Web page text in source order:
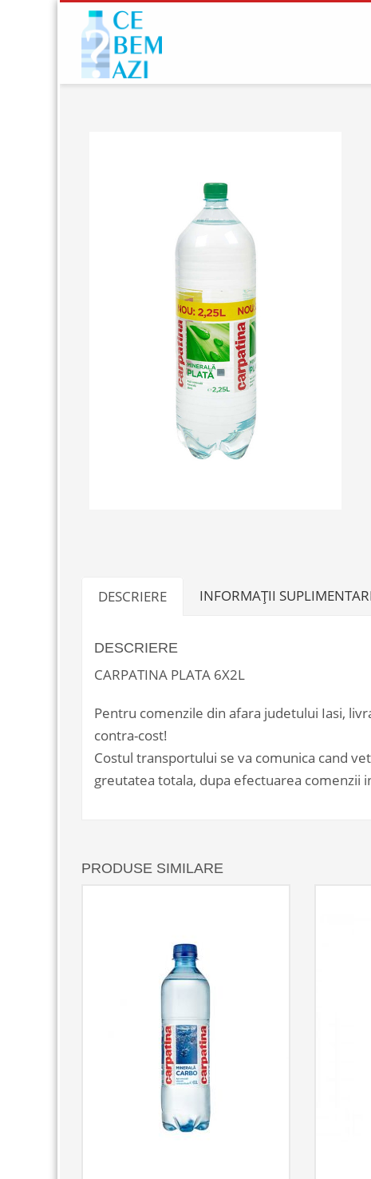
DESCRIERE INFORMAȚII
DESCRIERE
CARPATINA PLATA 6X2L
Pentru comenzile din afara judetului Iasi,
contra-cost!
Costul transportului se va comunica cand
greutatea totala, dupa efectuarea comenzii
PRODUSE SIMILARE